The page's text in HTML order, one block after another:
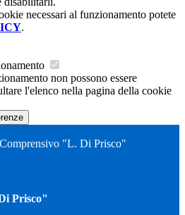
necessari al funzionamento potete
.
non possono essere
l'elenco nella pagina della cookie
"L. Di Prisco"
Prisco"